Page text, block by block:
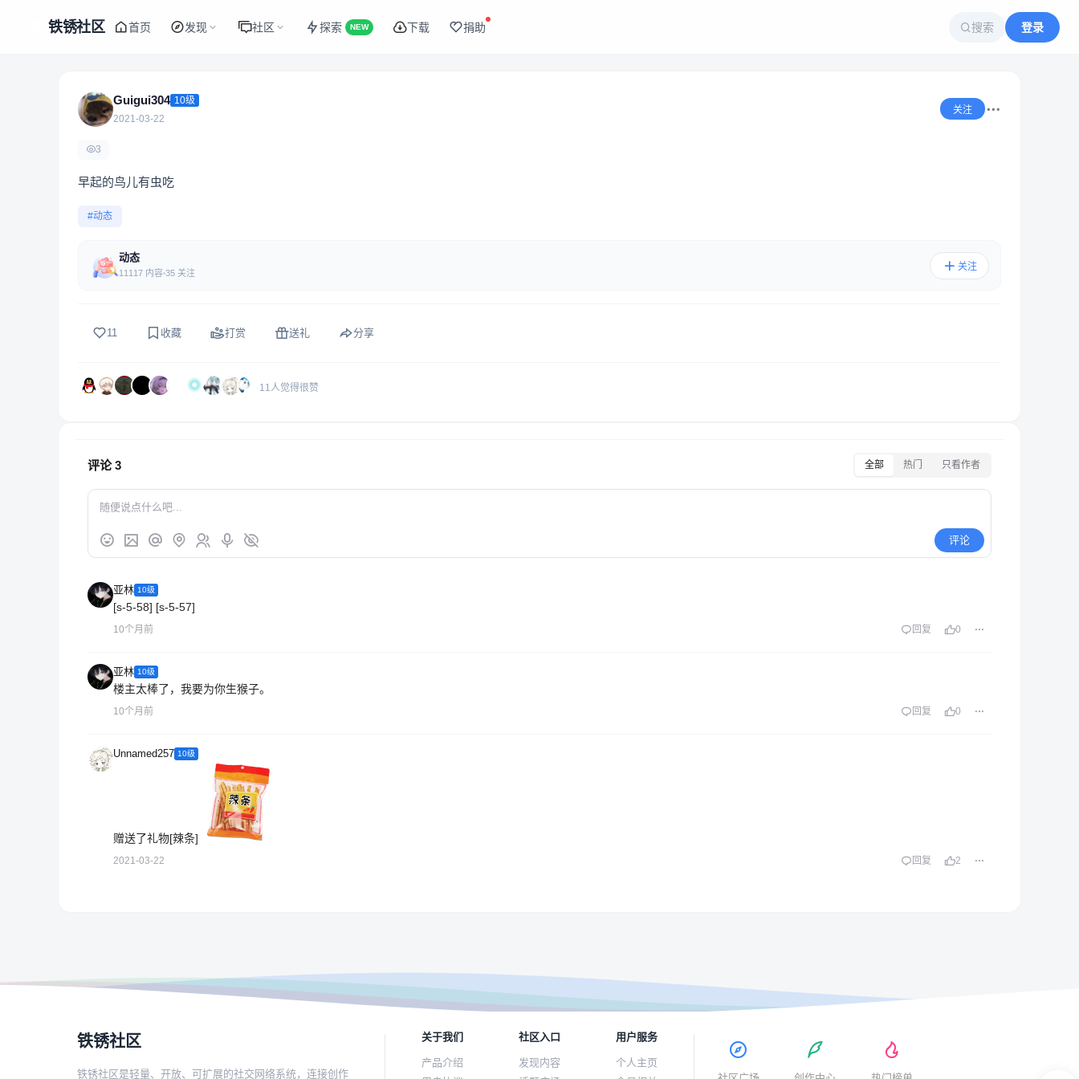
铁锈社区 首页 发现 社区 探索 NEW 下载 捐助 搜索 登录
Guigui304 10级
2021-03-22
关注
3
早起的鸟儿有虫吃
#动态
动态
11117 内容 35 关注
关注
11 收藏 打赏 送礼 分享
11人觉得很赞
评论3 全部 热门 只看作者
评论
亚林 10级
[s-5-58] [s-5-57]
10个月前 回复 0
亚林 10级
楼主太棒了，我要为你生猴子。
10个月前 回复 0
Unnamed257 10级
赠送了礼物[辣条]
2021-03-22 回复 2
铁锈社区
铁锈社区是轻量、开放、可扩展的社交网络系统，连接创作
关于我们
产品介绍
社区入口
发现内容
用户服务
个人主页